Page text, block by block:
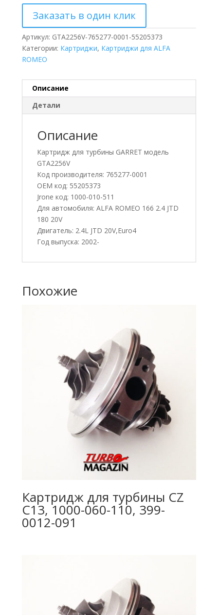
Заказать в один клик
Артикул: GTA2256V-765277-0001-55205373
Категории: Картриджи, Картриджи для ALFA
ROMEO
Описание
Детали
Описание
Картридж для турбины GARRET модель
GTA2256V
Код производителя: 765277-0001
OEM код: 55205373
Jrone код: 1000-010-511
Для автомобиля: ALFA ROMEO 166 2.4 JTD
180 20V
Двигатель: 2.4L JTD 20V,Euro4
Год выпуска: 2002-
Похожие
Картридж для турбины CZ
C13, 1000-060-110, 399-
0012-091